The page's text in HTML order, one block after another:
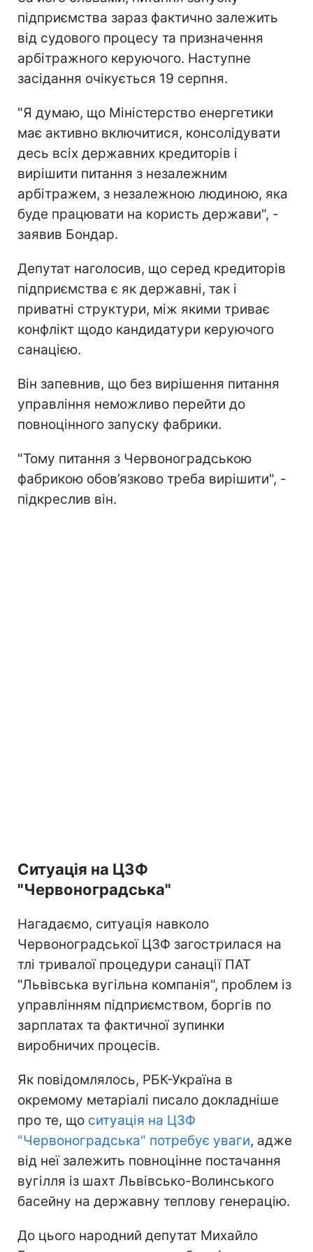
підприємства зараз фактично залежить
від судового процесу та призначення
арбітражного керуючого. Наступне
засідання очікується 19 серпня.
"Я думаю, що Міністерство енергетики
має активно включитися, консолідувати
десь всіх державних кредиторів і
вирішити питання з незалежним
арбітражем, з незалежною людиною, яка
буде працювати на користь держави", -
заявив Бондар.
Депутат наголосив, що серед кредиторів
підприємства є як державні, так і
приватні структури, між якими триває
конфлікт щодо кандидатури керуючого
санацією.
Він запевнив, що без вирішення питання
управління неможливо перейти до
повноцінного запуску фабрики.
"Тому питання з Червоноградською
фабрикою обов’язково треба вирішити", -
підкреслив він.
Ситуація на ЦЗФ
"Червоноградська"
Нагадаємо, ситуація навколо
Червоноградської ЦЗФ загострилася на
тлі тривалої процедури санації ПАТ
"Львівська вугільна компанія", проблем із
управлінням підприємством, боргів по
зарплатах та фактичної зупинки
виробничих процесів.
Як повідомлялось, РБК-Україна в
окремому метаріалі писало докладніше
про те, що ситуація на ЦЗФ
"Червоноградська" потребує уваги, адже
від неї залежить повноцінне постачання
вугілля із шахт Львівсько-Волинського
басейну на державну теплову генерацію.
До цього народний депутат Михайло